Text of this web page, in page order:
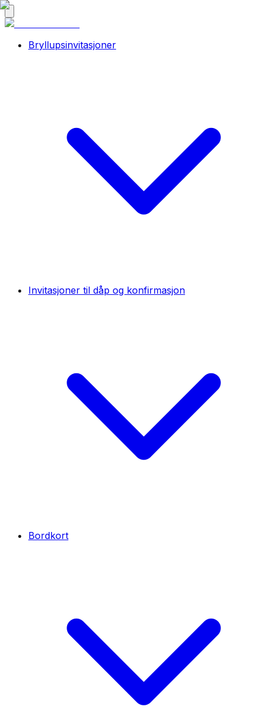
Bryllupsinvitasjoner
Invitasjoner til dåp og konfirmasjon
Bordkort